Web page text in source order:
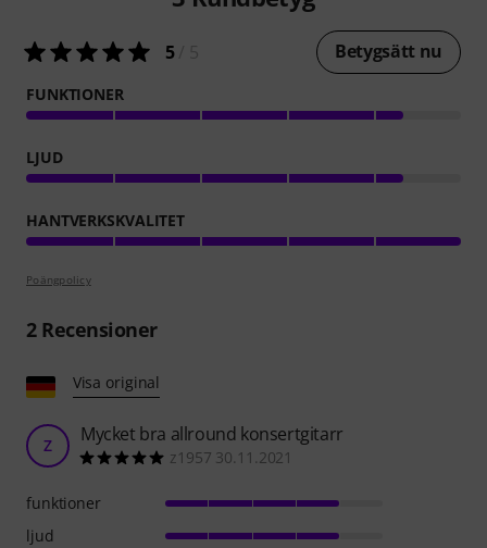
5/ 5 Betygsätt nu
FUNKTIONER
LJUD
HANTVERKSKVALITET
Poängpolicy
2Recensioner
Visa original
Z Mycket bra allround konsertgitarr
z1957 30.11.2021
funktioner
ljud